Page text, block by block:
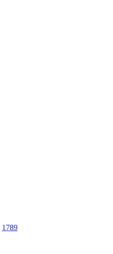
1789